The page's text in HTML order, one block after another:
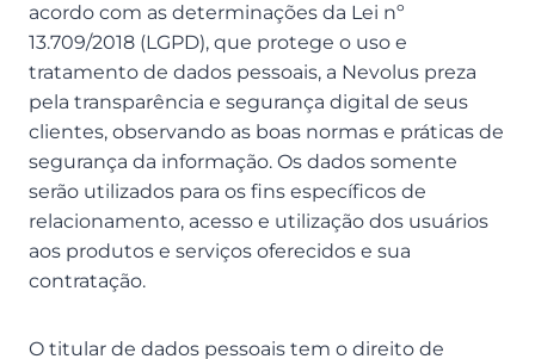
acordo com as determinações da Lei nº
13.709/2018 (LGPD), que protege o uso e
tratamento de dados pessoais, a Nevolus preza
pela transparência e segurança digital de seus
clientes, observando as boas normas e práticas de
segurança da informação. Os dados somente
serão utilizados para os fins específicos de
relacionamento, acesso e utilização dos usuários
aos produtos e serviços oferecidos e sua
contratação.
O titular de dados pessoais tem o direito de